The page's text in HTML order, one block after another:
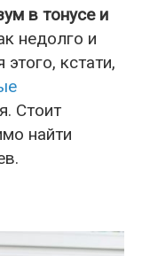
в тонусе и
недолго и
кстати,
Стоит
найти